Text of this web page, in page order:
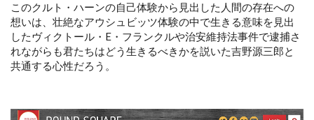
このクルト・ハーンの自己体験から見出した人間の存在への
想いは、壮絶なアウシュビッツ体験の中で生きる意味を見出
したヴィクトール・E・フランクルや治安維持法事件で逮捕さ
れながらも君たちはどう生きるべきかを説いた吉野源三郎と
共通する心性だろう。